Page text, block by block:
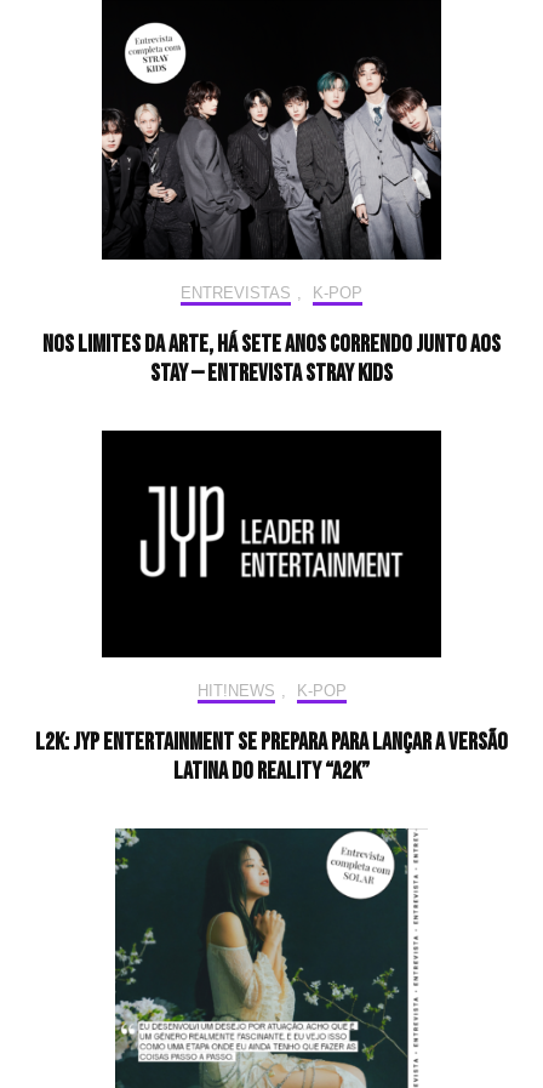
ENTREVISTAS K-POP
Nos limites da arte, há sete anos correndo junto aos
STAY — Entrevista Stray Kids
HIT!NEWS K-POP
L2K: JYP Entertainment se prepara para lançar a versão
latina do reality “A2K”